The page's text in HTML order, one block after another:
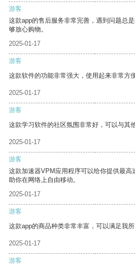
游客
这款app的售后服务非常完善，遇到问题总
够放心购物。
2025-01-17
游客
这款软件的功能非常强大，使用起来非常方便
2025-01-17
游客
这款学习软件的社区氛围非常好，可以与其
2025-01-17
游客
这款加速器VPM应用程序可以给你提供最高
助你在网络上自由移动。
2025-01-17
游客
这款app的商品种类非常丰富，可以满足我所
2025-01-17
游客